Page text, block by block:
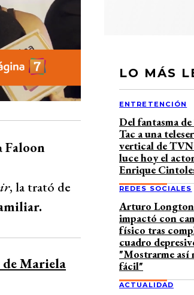
Faloon
, la trató de
de Mariela
LO MÁS
ENTRETENCIÓN
Del fantasma
Tac a una
vertical de
luce hoy el
Enrique
REDES SOCIALES
Arturo Longton
impactó con
físico tras
cuadro
"Mostrarme así
fácil"
ACTUALIDAD